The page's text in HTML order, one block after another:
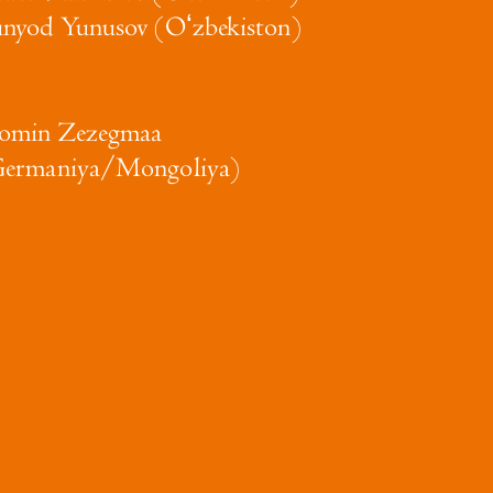
Yunusov (Oʻzbekiston)
Zezegmaa
Mongoliya)